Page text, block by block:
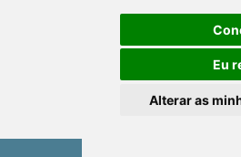
Eu
Alterar as